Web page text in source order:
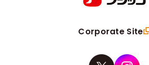
Corporate Site